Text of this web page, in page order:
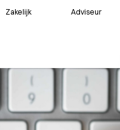
Zakelijk Adviseur